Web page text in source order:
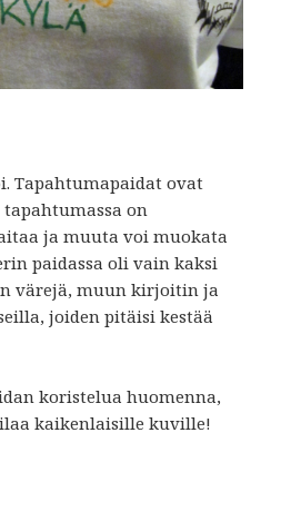
Tapahtumapaidat ovat
on
ja muuta voi muokata
paidassa oli vain kaksi
värejä, muun kirjoitin ja
joiden pitäisi kestää
koristelua huomenna,
kaikenlaisille kuville!